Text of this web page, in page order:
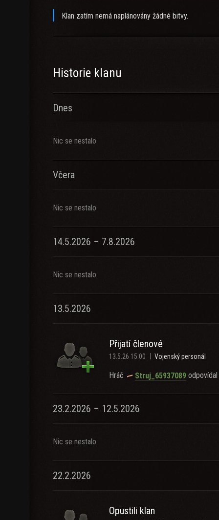
Klan zatím nemá naplánovány žádné bitvy.
Historie klanu
Dnes
Nic se nestalo
Včera
Nic se nestalo
14.5.2026 – 7.8.2026
Nic se nestalo
13.5.2026
Přijatí členové
13.5.26 15:00 Vojenský personál
Hráč Struj_65937089
23.2.2026 – 12.5.2026
Nic se nestalo
22.2.2026
Opustili klan